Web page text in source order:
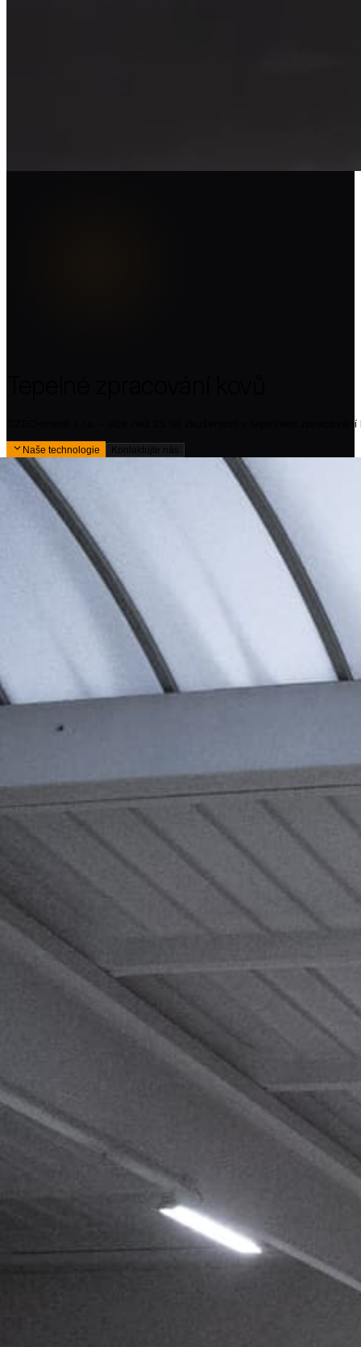
CZECHmetal s.r.o. - více než 25 let zkušeností v tepelném
Naše technologie Kontaktujte nás